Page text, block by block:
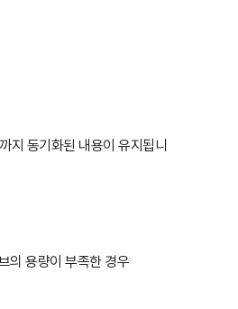
지 동기화된 내용이 유지됩니
의 용량이 부족한 경우